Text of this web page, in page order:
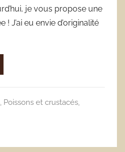
je vous propose une
J’ai eu envie d’originalité
Poissons et crustacés,